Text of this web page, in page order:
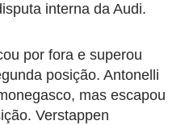
interna da Audi.
por fora e superou
posição. Antonelli
mas escapou
Verstappen